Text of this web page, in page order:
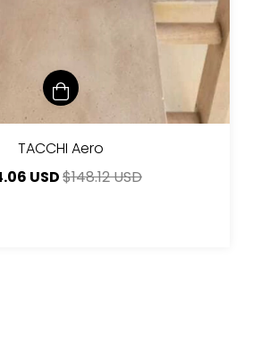
TACCHI Aero
USD$148.12 USD